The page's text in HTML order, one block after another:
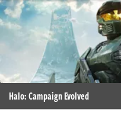
Halo: Campaign Evolved